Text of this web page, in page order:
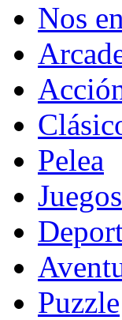
Nos
Pelea
Puzzle